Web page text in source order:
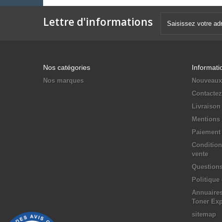
Lettre d'informations
Nos catégories
Nos marques
Livraison
Mentions
vente
Politique
Toner
sitemap